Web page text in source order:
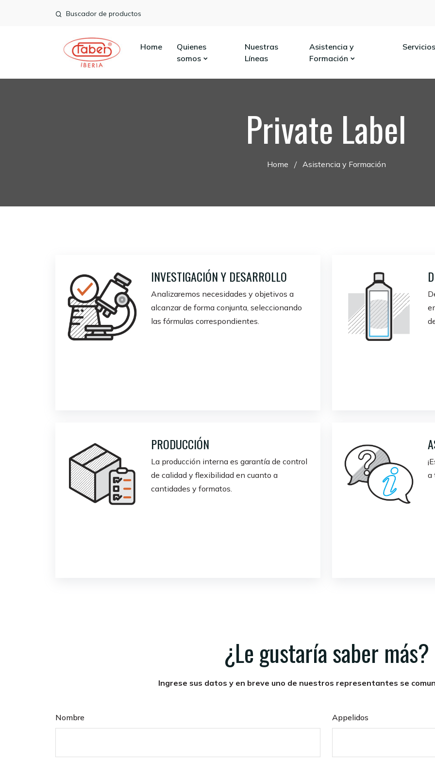
Buscador de productos
Home
Quienes
somos
Nuestras
Líneas
Asistencia y
Formación
Private Label
Home Asistencia y Formación
INVESTIGACIÓN Y DESARROLLO
Analizaremos necesidades y objetivos a
alcanzar de forma conjunta, seleccionando
las fórmulas correspondientes.
PRODUCCIÓN
La producción interna es garantía de control
de calidad y flexibilidad en cuanto a
cantidades y formatos.
a
¿Le gustaría saber más?
Ingrese sus datos y en breve uno de nuestros representantes se
Nombre Appelidos